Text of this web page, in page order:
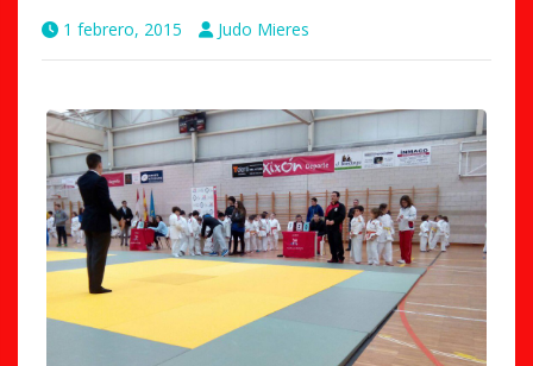
1 febrero, 2015 Judo Mieres